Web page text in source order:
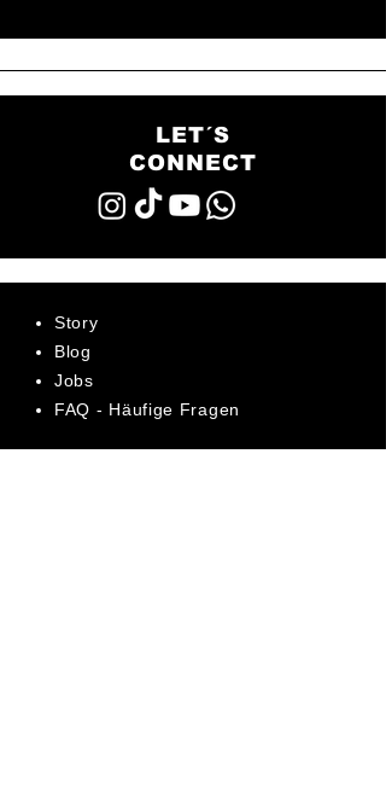
LET´S
CONNECT
Story
Blog
Jobs
FAQ - Häufige Fragen